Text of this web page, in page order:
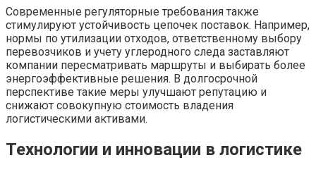
Современные регуляторные требования также
стимулируют устойчивость цепочек поставок. Например,
нормы по утилизации отходов, ответственному выбору
перевозчиков и учету углеродного следа заставляют
компании пересматривать маршруты и выбирать более
энергоэффективные решения. В долгосрочной
перспективе такие меры улучшают репутацию и
снижают совокупную стоимость владения
логистическими активами.
Технологии и инновации в логистике